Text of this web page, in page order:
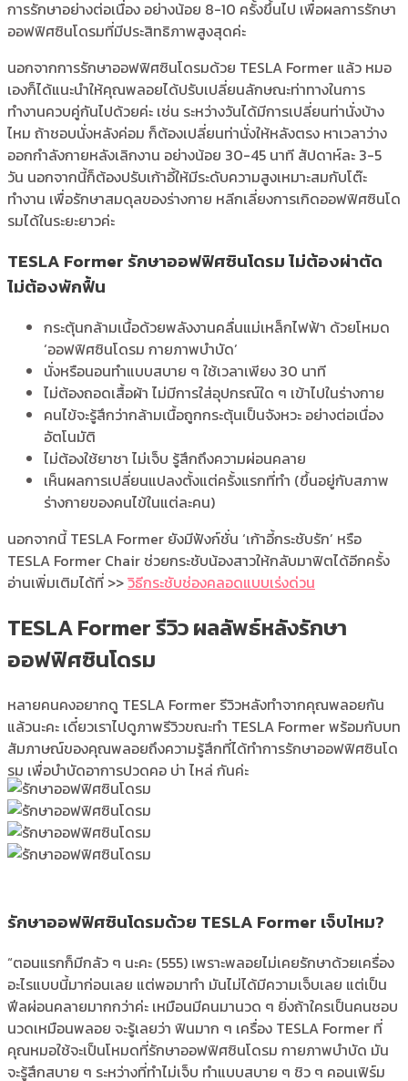
การรักษาอย่างต่อเนื่อง อย่างน้อย 8-10 ครั้งขึ้นไป เพื่อผลการรักษา
ออฟฟิศซินโดรมที่มีประสิทธิภาพสูงสุดค่ะ
นอกจากการรักษาออฟฟิศซินโดรมด้วย TESLA Former แล้ว หมอ
เองก็ได้แนะนำให้คุณพลอยได้ปรับเปลี่ยนลักษณะท่าทางในการ
ทำงานควบคู่กันไปด้วยค่ะ เช่น ระหว่างวันได้มีการเปลี่ยนท่านั่งบ้าง
ไหม ถ้าชอบนั่งหลังค่อม ก็ต้องเปลี่ยนท่านั่งให้หลังตรง หาเวลาว่าง
ออกกำลังกายหลังเลิกงาน อย่างน้อย 30-45 นาที สัปดาห์ละ 3-5
วัน นอกจากนี้ก็ต้องปรับเก้าอี้ให้มีระดับความสูงเหมาะสมกับโต๊ะ
ทำงาน เพื่อรักษาสมดุลของร่างกาย หลีกเลี่ยงการเกิดออฟฟิศซินโด
รมได้ในระยะยาวค่ะ
TESLA Former รักษาออฟฟิศซินโดรม ไม่ต้องผ่าตัด
ไม่ต้องพักฟื้น
กระตุ้นกล้ามเนื้อด้วยพลังงานคลื่นแม่เหล็กไฟฟ้า ด้วยโหมด
‘ออฟฟิศซินโดรม กายภาพบำบัด’
นั่งหรือนอนทำแบบสบาย ๆ ใช้เวลาเพียง 30 นาที
ไม่ต้องถอดเสื้อผ้า ไม่มีการใส่อุปกรณ์ใด ๆ เข้าไปในร่างกาย
คนไข้จะรู้สึกว่ากล้ามเนื้อถูกกระตุ้นเป็นจังหวะ อย่างต่อเนื่อง
อัตโนมัติ
ไม่ต้องใช้ยาชา ไม่เจ็บ รู้สึกถึงความผ่อนคลาย
เห็นผลการเปลี่ยนแปลงตั้งแต่ครั้งแรกที่ทำ (ขึ้นอยู่กับสภาพ
ร่างกายของคนไข้ในแต่ละคน)
นอกจากนี้ TESLA Former ยังมีฟังก์ชั่น ‘เก้าอี้กระชับรัก’ หรือ
TESLA Former Chair ช่วยกระชับน้องสาวให้กลับมาฟิตได้อีกครั้ง
อ่านเพิ่มเติมได้ที่ >>วิธีกระชับช่องคลอดแบบเร่งด่วน
TESLA Former รีวิว ผลลัพธ์หลังรักษา
ออฟฟิศซินโดรม
หลายคนคงอยากดู TESLA Former รีวิวหลังทำจากคุณพลอยกัน
แล้วนะคะ เดี๋ยวเราไปดูภาพรีวิวขณะทำ TESLA Former พร้อมกับบท
สัมภาษณ์ของคุณพลอยถึงความรู้สึกที่ได้ทำการรักษาออฟฟิศซินโด
รม เพื่อบำบัดอาการปวดคอ บ่า ไหล่ กันค่ะ
รักษาออฟฟิศซินโดรมด้วย TESLA Former เจ็บไหม?
“ตอนแรกก็มีกลัว ๆ นะคะ (555) เพราะพลอยไม่เคยรักษาด้วยเครื่อง
อะไรแบบนี้มาก่อนเลย แต่พอมาทำ มันไม่ได้มีความเจ็บเลย แต่เป็น
ฟีลผ่อนคลายมากกว่าค่ะ เหมือนมีคนมานวด ๆ ยิ่งถ้าใครเป็นคนชอบ
นวดเหมือนพลอย จะรู้เลยว่า ฟินมาก ๆ เครื่อง TESLA Former ที่
คุณหมอใช้จะเป็นโหมดที่รักษาออฟฟิศซินโดรม กายภาพบำบัด มัน
จะรู้สึกสบาย ๆ ระหว่างที่ทำไม่เจ็บ ทำแบบสบาย ๆ ชิว ๆ คอนเฟิร์ม